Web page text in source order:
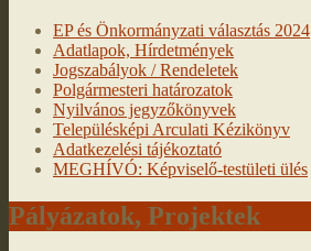
EP és Önkormányzati választás 2024
Adatlapok, Hírdetmények
Jogszabályok / Rendeletek
Polgármesteri határozatok
Nyilvános jegyzőkönyvek
Településképi Arculati Kézikönyv
Adatkezelési tájékoztató
MEGHÍVÓ: Képviselő-testületi ülés
Pályázatok, Projektek